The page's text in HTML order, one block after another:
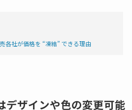
社が価格を “凍結” できる理由
デザインや色の変更可能